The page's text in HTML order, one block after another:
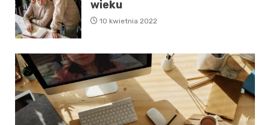
wieku
10 kwietnia 2022